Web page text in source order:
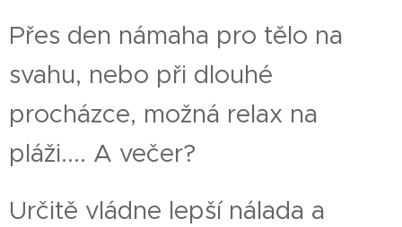
Přes den námaha pro tělo na
svahu, nebo při dlouhé
procházce, možná relax na
pláži.... A večer?
Určitě vládne lepší nálada a